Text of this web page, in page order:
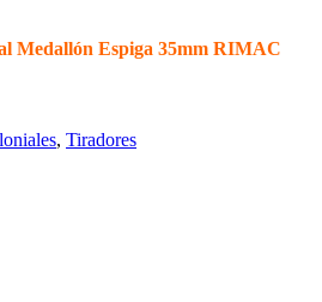
Medallón Espiga 35mm RIMAC
, Tiradores